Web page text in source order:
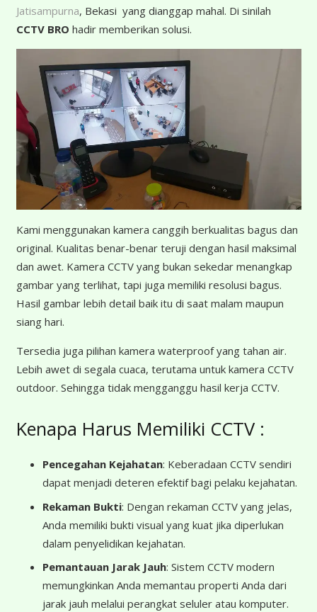
Jatisampurna, Bekasi yang dianggap mahal. Di sinilah
CCTV BRO hadir memberikan solusi.
Kami menggunakan kamera canggih berkualitas bagus dan
original. Kualitas benar-benar teruji dengan hasil maksimal
dan awet. Kamera CCTV yang bukan sekedar menangkap
gambar yang terlihat, tapi juga memiliki resolusi bagus.
Hasil gambar lebih detail baik itu di saat malam maupun
siang hari.
Tersedia juga pilihan kamera waterproof yang tahan air.
Lebih awet di segala cuaca, terutama untuk kamera CCTV
outdoor. Sehingga tidak mengganggu hasil kerja CCTV.
Kenapa Harus Memiliki CCTV :
Pencegahan Kejahatan: Keberadaan CCTV sendiri
dapat menjadi deteren efektif bagi pelaku kejahatan.
Rekaman Bukti: Dengan rekaman CCTV yang jelas,
Anda memiliki bukti visual yang kuat jika diperlukan
dalam penyelidikan kejahatan.
Pemantauan Jarak Jauh: Sistem CCTV modern
memungkinkan Anda memantau properti Anda dari
jarak jauh melalui perangkat seluler atau komputer.